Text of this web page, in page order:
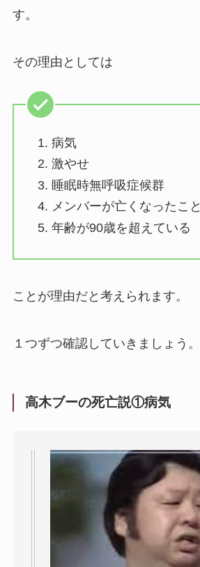
す。
その理由としては
病気
激やせ
睡眠時無呼吸症候群
メンバーが亡くなったこと
年齢が90歳を超えている
ことが理由だと考えられます。
１つずつ確認していきましょう。
高木ブーの死亡説①病気